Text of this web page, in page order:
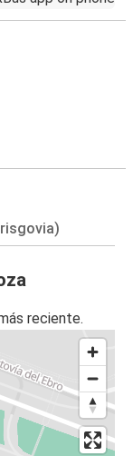
reciente.